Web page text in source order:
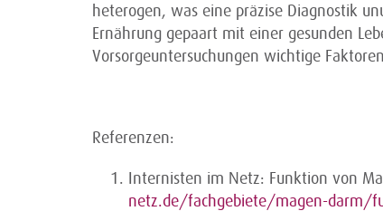
heterogen, was eine präzise Diagnostik
Ernährung gepaart mit einer gesunden
Vorsorgeuntersuchungen wichtige
Referenzen:
Internisten im Netz: Funktion von
netz.de/fachgebiete/magen-darm/